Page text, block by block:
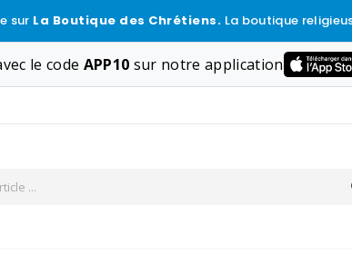
sur La Boutique des Chrétiens. La boutique
le code APP10 sur notre application